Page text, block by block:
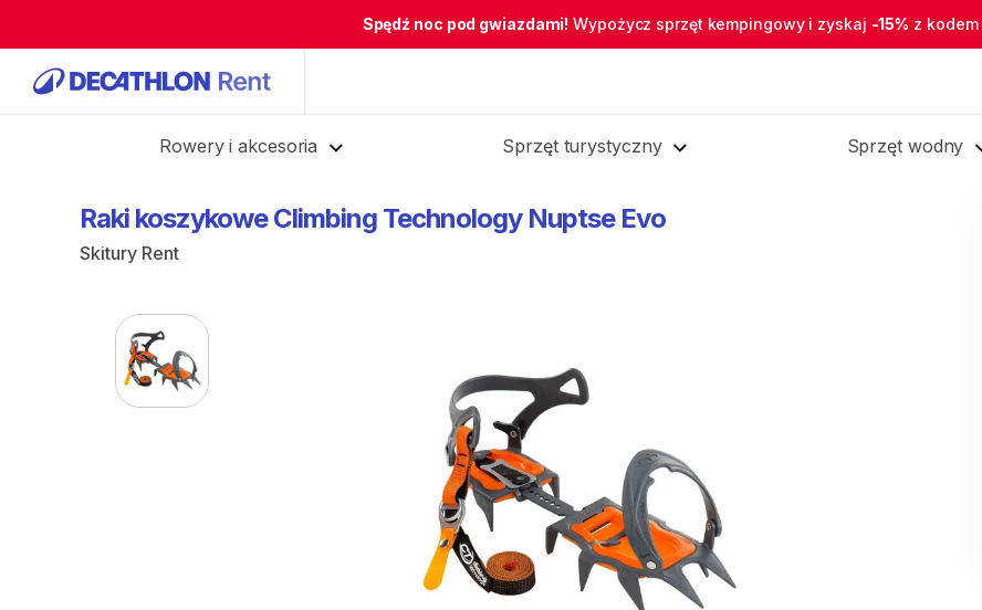
Spędź noc pod gwiazdami! Wypożycz sprzęt kempingowy i zyskaj -15% z kodem
Rowery i akcesoria Sprzęt turystyczny Sprzęt wodny
Raki koszykowe Climbing Technology Nuptse Evo
Skitury Rent